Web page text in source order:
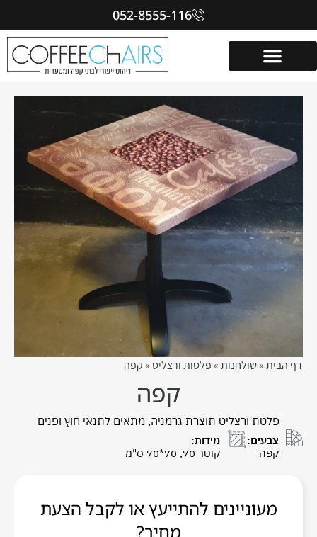
052-8555-116
דף הבית»שולחנות»פלטות ורצליט»קפה
קפה
פלטת ורצליט תוצרת גרמניה, מתאים לתנאי חוץ ופנים
צבעים:
קפה
מידות:
קוטר 70, 70*70 ס"מ
מעוניינים להתייעץ או לקבל הצעת
מחיר?